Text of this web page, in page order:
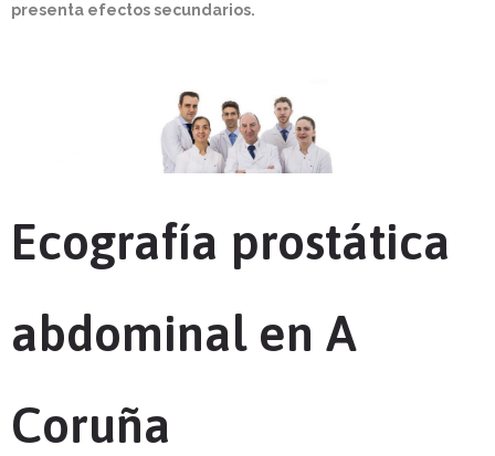
presenta efectos secundarios.
Ecografía prostática
abdominal en A
Coruña